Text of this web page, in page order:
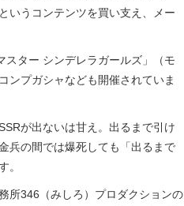
いうコンテンツを買い支え、メー
ター シンデレラガールズ」（モ
ンプガシャなども開催されていま
が出ないは甘え。出るまで引け
兵の間では爆死しても「出るまで
。
所346（みしろ）プロダクションの